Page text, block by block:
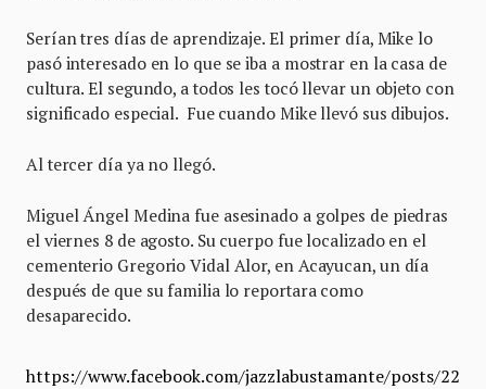
Serían tres días de aprendizaje. El primer día, Mike lo
pasó interesado en lo que se iba a mostrar en la casa de
cultura. El segundo, a todos les tocó llevar un objeto con
significado especial. Fue cuando Mike llevó sus dibujos.
Al tercer día ya no llegó.
Miguel Ángel Medina fue asesinado a golpes de piedras
el viernes 8 de agosto. Su cuerpo fue localizado en el
cementerio Gregorio Vidal Alor, en Acayucan, un día
después de que su familia lo reportara como
desaparecido.
https://www.facebook.com/jazzlabustamante/posts/22